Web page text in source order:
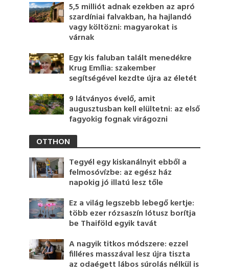
5,5 milliót adnak ezekben az apró
szardíniai falvakban, ha hajlandó
vagy költözni: magyarokat is
várnak
Egy kis faluban talált menedékre
Krug Emília: szakember
segítségével kezdte újra az életét
9 látványos évelő, amit
augusztusban kell elültetni: az első
fagyokig fognak virágozni
OTTHON
Tegyél egy kiskanálnyit ebből a
felmosóvízbe: az egész ház
napokig jó illatú lesz tőle
Ez a világ legszebb lebegő kertje:
több ezer rózsaszín lótusz borítja
be Thaiföld egyik tavát
A nagyik titkos módszere: ezzel
filléres masszával lesz újra tiszta
az odaégett lábos súrolás nélkül is